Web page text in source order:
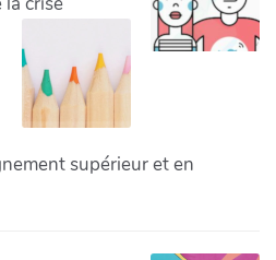
supérieur et en